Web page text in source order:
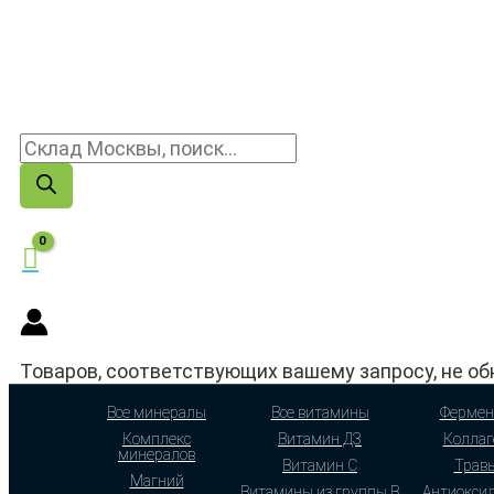
Товаров, соответствующих вашему запросу, не
Все минералы
Комплекс
минералов
Магний
Все витамины
Витамин Д3
Витамин С